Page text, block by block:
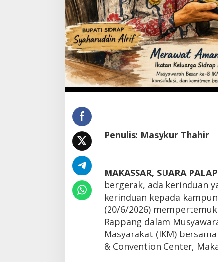
Penulis: Masykur Thahir
MAKASSAR, SUARA
bergerak, ada kerinduan
kerinduan kepada
(20/6/2026)
Rappang dalam
Masyarakat (IKM)
& Convention Center,